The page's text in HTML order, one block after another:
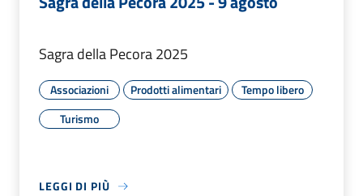
Sagra della Pecora 2025
Associazioni Prodotti alimentari
Tempo libero
Turismo
LEGGI DI PIÙ